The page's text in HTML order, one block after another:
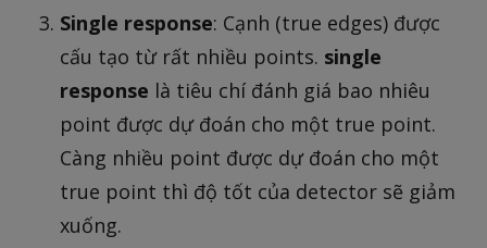
Single response: Cạnh (true edges) được
cấu tạo từ rất nhiều points. single
response là tiêu chí đánh giá bao nhiêu
point được dự đoán cho một true point.
Càng nhiều point được dự đoán cho một
true point thì độ tốt của detector sẽ giảm
xuống.